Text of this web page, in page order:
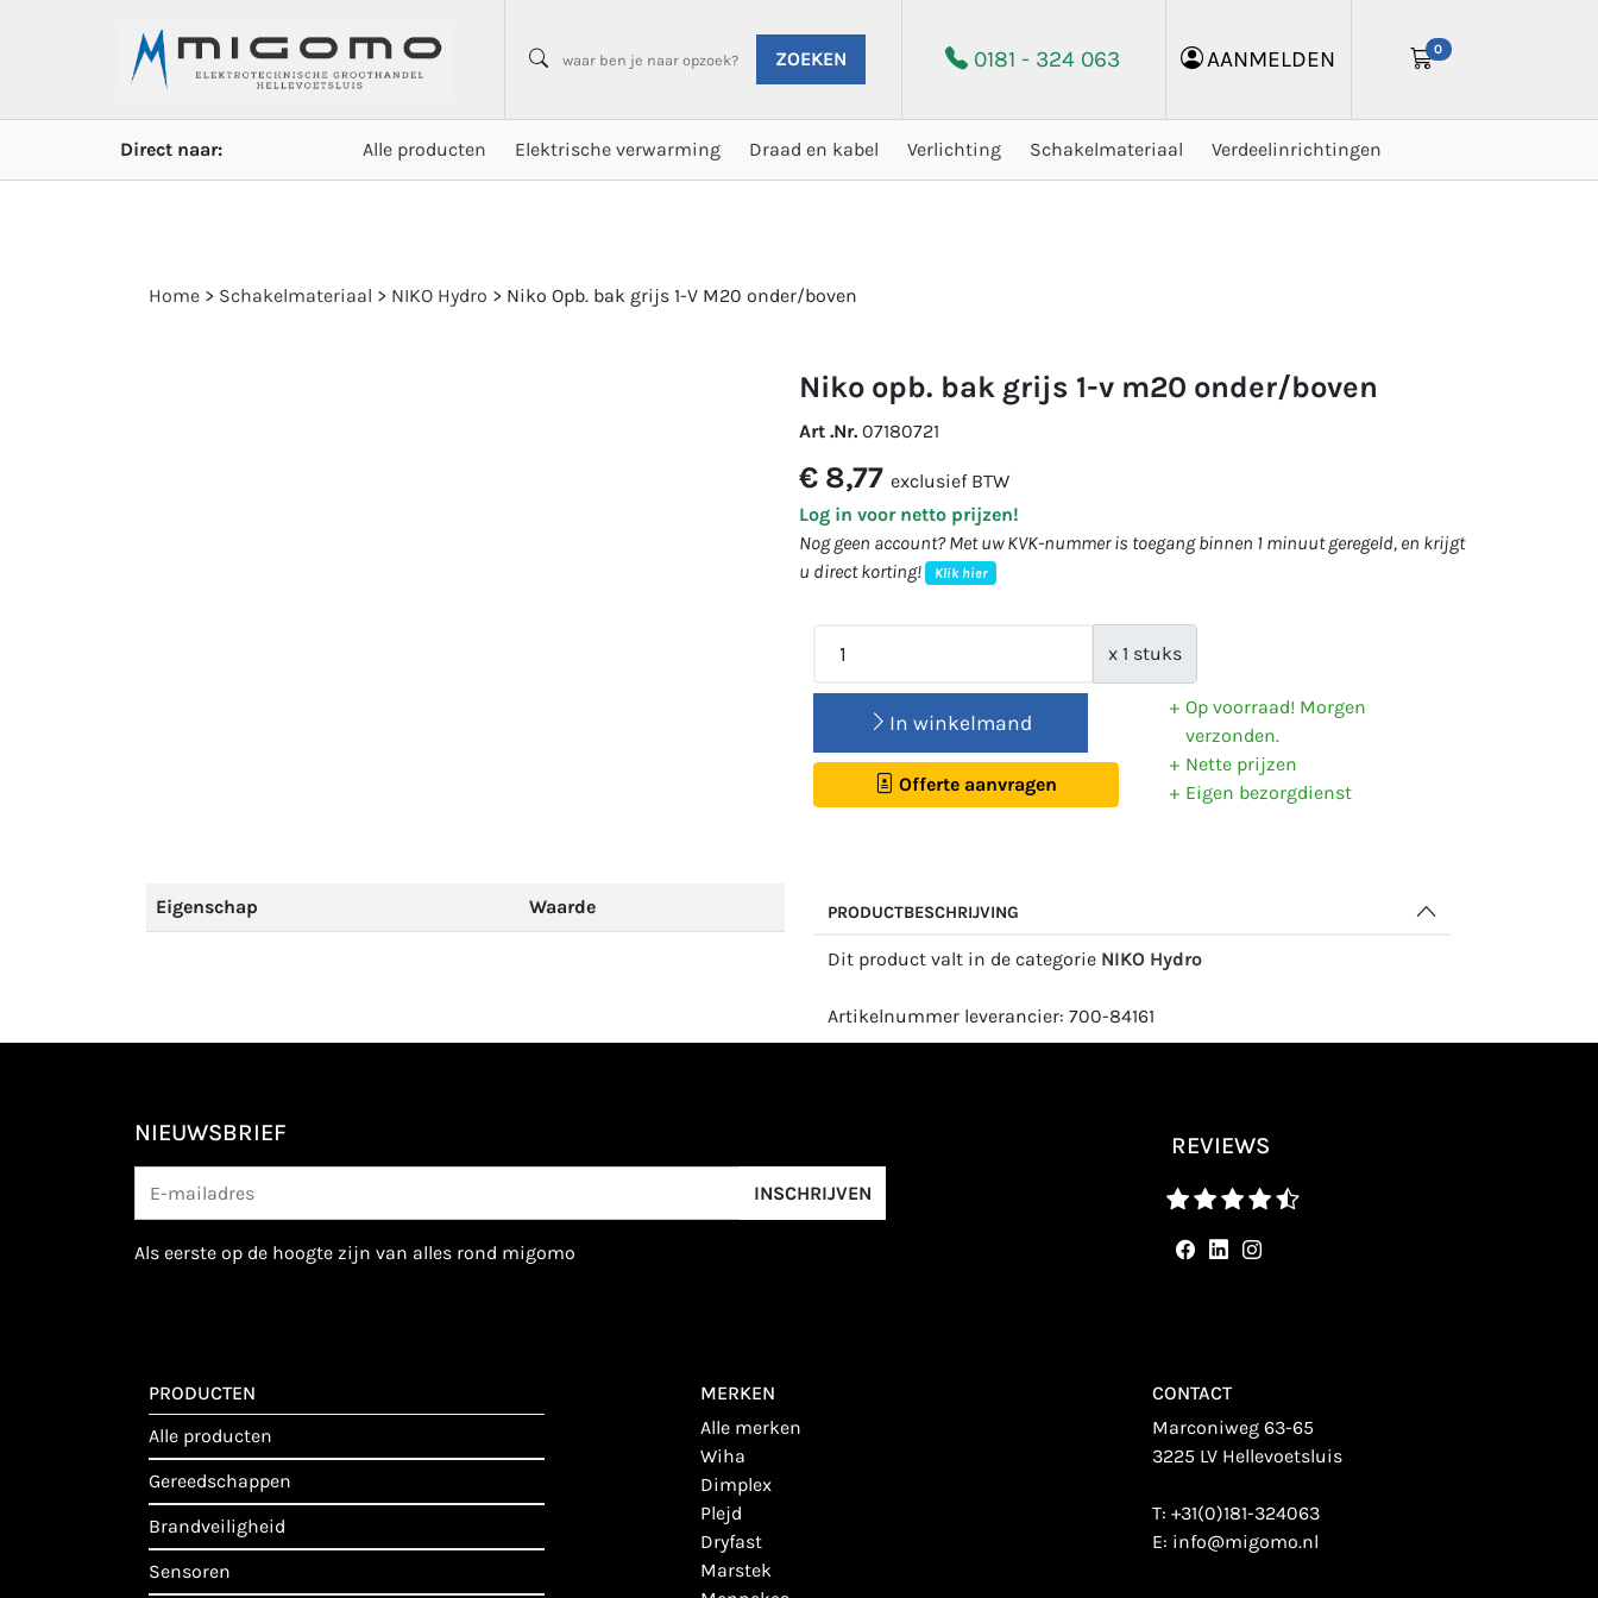
ZOEKEN 0181 - 324 063 AANMELDEN 0
Direct naar: Alle producten Elektrische verwarming Draad en kabel Verlichting Schakelmateriaal Verdeelinrichtingen
Home > Schakelmateriaal > NIKO Hydro > Niko Opb. bak grijs 1-V M20 onder/boven
niko opb. bak grijs 1-v m20 onder/boven
Art .Nr. 07180721
€ 8,77 exclusief BTW
Log in voor netto prijzen!
Nog geen account? Met uw KVK-nummer is toegang binnen 1 minuut geregeld, en krijgt
u direct korting!
Klik hier
x 1 stuks
In winkelmand
Offerte aanvragen
Op voorraad! Morgen
verzonden.
Nette prijzen
Eigen bezorgdienst
Eigenschap Waarde PRODUCTBESCHRIJVING
Dit product valt in de categorie NIKO Hydro
Artikelnummer leverancier: 700-84161
NIEUWSBRIEF
INSCHRIJVEN
als eerste op de hoogte zijn van alles rond migomo
REVIEWS
PRODUCTEN
alle producten
gereedschappen
brandveiligheid
sensoren
MERKEN
alle merken
wiha
dimplex
plejd
dryfast
marstek
CONTACT
Marconiweg 63-65
3225 LV Hellevoetsluis
T:+31(0)181-324063
E: info@migomo.nl